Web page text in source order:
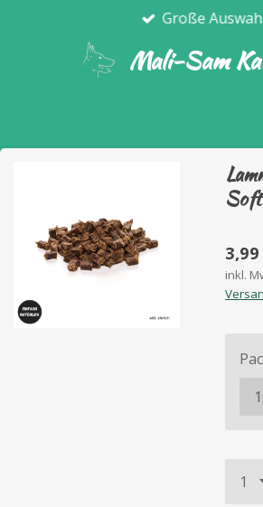
Mali-Sam
Große
Soft
inkl.